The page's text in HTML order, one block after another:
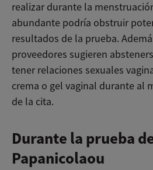
realizar durante la
abundante podría obstruir
resultados de la prueba.
proveedores sugieren
tener relaciones sexuales
crema o gel vaginal durante al
de la cita.
Durante la prueba
Papanicolaou